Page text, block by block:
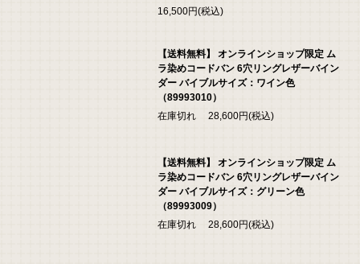
16,500円(税込)
【送料無料】 オンラインショップ限定 ム
ラ染めコードバン 6穴リングレザーバイン
ダー バイブルサイズ：ワイン色
（89993010）
在庫切れ 28,600円(税込)
【送料無料】 オンラインショップ限定 ム
ラ染めコードバン 6穴リングレザーバイン
ダー バイブルサイズ：グリーン色
（89993009）
在庫切れ 28,600円(税込)